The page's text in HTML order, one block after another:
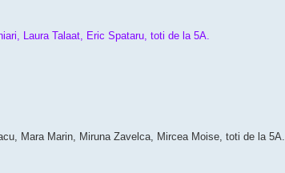
Laura Talaat, Eric Spataru, toti de la 5A.
Mara Marin, Miruna Zavelca, Mircea Moise, toti de la 5A.